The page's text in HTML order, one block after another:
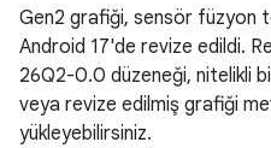
Gen2 grafiği, sensör füzyon
Android 17'de revize edildi.
26Q2-0.0 düzeneği, nitelikli
veya revize edilmiş grafiği
yükleyebilirsiniz.